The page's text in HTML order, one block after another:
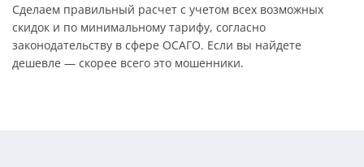
Сделаем правильный расчет с учетом всех возможных
скидок и по минимальному тарифу, согласно
законодательству в сфере ОСАГО. Если вы найдете
дешевле — скорее всего это мошенники.